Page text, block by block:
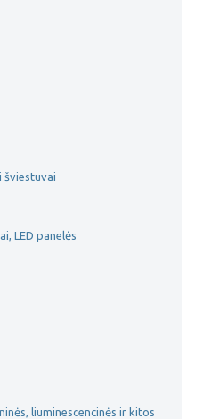
šviestuvai
LED panelės
liuminescencinės ir kitos